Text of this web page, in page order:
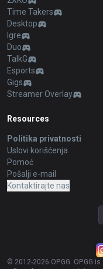
Time Takers
Desktop
Igre
Duo
TalkG
Esports
Gigs
Streamer Overlay
Resources
Politika privatnosti
Uslovi korišćenja
Pomoć
Pošalji e-mail
Kontaktirajte nas
© 2012-2026 OP.GG. OP.GG